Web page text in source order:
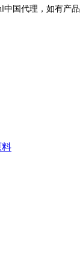
中国代理，如有产
料